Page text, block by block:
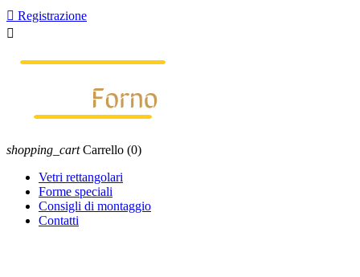
 Registrazione

shopping_cart Carrello (0)
Vetri rettangolari
Forme speciali
Consigli di montaggio
Contatti